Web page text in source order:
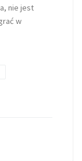
nie jest
w